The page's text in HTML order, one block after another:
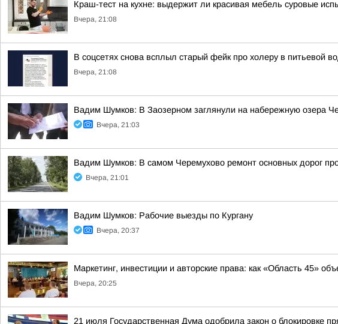
Краш-тест на кухне: выдержит ли красивая мебель суровые
Вчера, 21:08
В соцсетях снова всплыл старый фейк про холеру в питьевой
Вчера, 21:08
Вадим Шумков: В Заозерном заглянули на набережную озера
Вчера, 21:03
Вадим Шумков: В самом Черемухово ремонт основных дорог
Вчера, 21:01
Вадим Шумков: Рабочие выезды по Кургану
Вчера, 20:37
Маркетинг, инвестиции и авторские права: как «Область 45»
Вчера, 20:25
21 июля Государственная Дума одобрила закон о блокировке